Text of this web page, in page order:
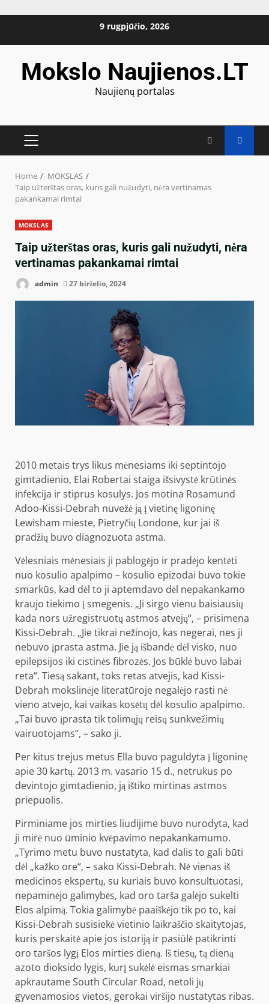
9 rugpjūčio, 2026
Mokslo Naujienos.LT
Naujienų portalas
PRIMARY
Home
MOKSLAS
Taip užterštas oras, kuris gali nužudyti, nėra vertinamas
pakankamai rimtai
MOKSLAS
Taip užterštas oras, kuris gali nužudyti, nėra
vertinamas pakankamai rimtai
admin 27 birželio, 2024
2010 metais trys likus mėnesiams iki septintojo
gimtadienio, Elai Robertai staiga išsivystė krūtinės
infekcija ir stiprus kosulys. Jos motina Rosamund
Adoo-Kissi-Debrah nuvežė ją į vietinę ligoninę
Lewisham mieste, Pietryčių Londone, kur jai iš
pradžių buvo diagnozuota astma.
Vėlesniais mėnesiais ji pablogėjo ir pradėjo kentėti
nuo kosulio apalpimo – kosulio epizodai buvo tokie
smarkūs, kad dėl to ji aptemdavo dėl nepakankamo
kraujo tiekimo į smegenis. „Ji sirgo vienu baisiausių
kada nors užregistruotų astmos atvejų“, – prisimena
Kissi-Debrah. „Jie tikrai nežinojo, kas negerai, nes ji
nebuvo įprasta astma. Jie ją išbandė dėl visko, nuo
epilepsijos iki cistinės fibrozės. Jos būklė buvo labai
reta“. Tiesą sakant, toks retas atvejis, kad Kissi-
Debrah mokslinėje literatūroje negalėjo rasti nė
vieno atvejo, kai vaikas kosėtų dėl kosulio apalpimo.
„Tai buvo įprasta tik tolimųjų reisų sunkvežimių
vairuotojams“, – sako ji.
Per kitus trejus metus Ella buvo paguldyta į ligoninę
apie 30 kartų. 2013 m. vasario 15 d., netrukus po
devintojo gimtadienio, ją ištiko mirtinas astmos
priepuolis.
Pirminiame jos mirties liudijime buvo nurodyta, kad
ji mirė nuo ūminio kvėpavimo nepakankamumo.
„Tyrimo metu buvo nustatyta, kad dalis to gali būti
dėl „kažko ore“, – sako Kissi-Debrah. Nė vienas iš
medicinos ekspertų, su kuriais buvo konsultuotasi,
nepaminėjo galimybės, kad oro tarša galėjo sukelti
Elos alpimą. Tokia galimybė paaiškėjo tik po to, kai
Kissi-Debrah susisiekė vietinio laikraščio skaitytojas,
kuris perskaitė apie jos istoriją ir pasiūlė patikrinti
oro taršos lygį Elos mirties dieną. Iš tiesų, tą dieną
azoto dioksido lygis, kurį sukėlė eismas smarkiai
apkrautame South Circular Road, netoli jų
gyvenamosios vietos, gerokai viršijo nustatytas ribas.